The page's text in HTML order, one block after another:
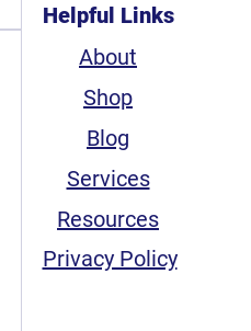
Helpful Links
About
Shop
Blog
Services
Resources
Privacy Policy